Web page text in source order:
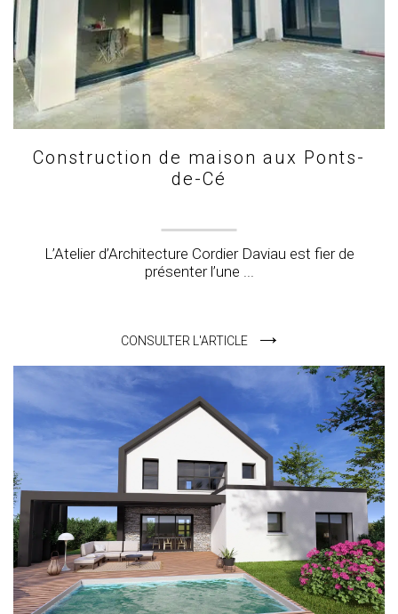
Construction de maison aux Ponts-
de-Cé
L’Atelier d’Architecture Cordier Daviau est fier de
présenter l’une ...
CONSULTER L'ARTICLE